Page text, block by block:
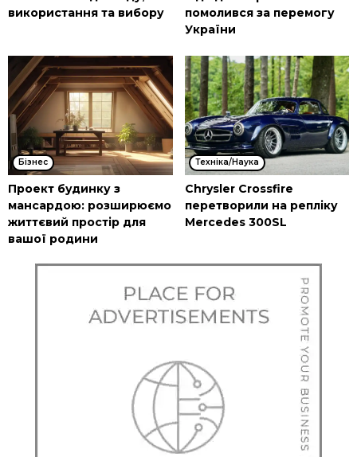
використання та вибору
помолився за перемогу
України
Бізнес
Проект будинку з
мансардою: розширюємо
життєвий простір для
вашої родини
Техніка/Наука
Chrysler Crossfire
перетворили на репліку
Mercedes 300SL